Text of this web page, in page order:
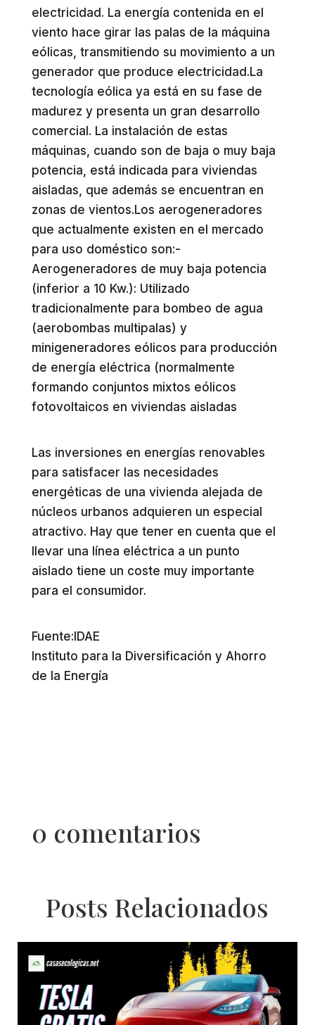
electricidad. La energía contenida en el
viento hace girar las palas de la máquina
eólicas, transmitiendo su movimiento a un
generador que produce electricidad.La
tecnología eólica ya está en su fase de
madurez y presenta un gran desarrollo
comercial. La instalación de estas
máquinas, cuando son de baja o muy baja
potencia, está indicada para viviendas
aisladas, que además se encuentran en
zonas de vientos.Los aerogeneradores
que actualmente existen en el mercado
para uso doméstico son:-
Aerogeneradores de muy baja potencia
(inferior a 10 Kw.): Utilizado
tradicionalmente para bombeo de agua
(aerobombas multipalas) y
minigeneradores eólicos para producción
de energía eléctrica (normalmente
formando conjuntos mixtos eólicos
fotovoltaicos en viviendas aisladas
Las inversiones en energías renovables
para satisfacer las necesidades
energéticas de una vivienda alejada de
núcleos urbanos adquieren un especial
atractivo. Hay que tener en cuenta que el
llevar una línea eléctrica a un punto
aislado tiene un coste muy importante
para el consumidor.
Fuente:IDAE
Instituto para la Diversificación y Ahorro
de la Energía
0 comentarios
Posts Relacionados